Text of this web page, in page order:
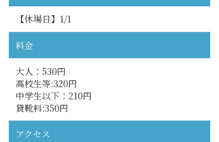
【休場日】1/1
料金
大人：530円
高校生等:320円
中学生以下：210円
貸靴料:350円
アクセス